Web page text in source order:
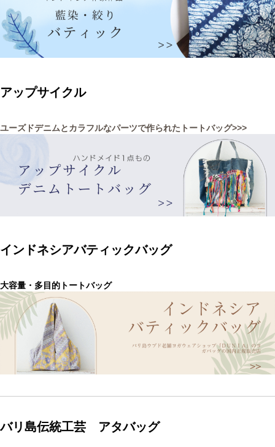
アップサイクル
ユーズドデニムとカラフルなパーツで作られたトートバッグ>>>
インドネシアバティックバッグ
大容量・多目的トートバッグ
バリ島伝統工芸 アタバッグ